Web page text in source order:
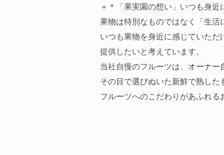
＋＊「果実園の想い」いつも身
果物は特別なものではなく「生活
いつも果物を身近に感じていた
提供したいと考えています。
当社自慢のフルーツは、オーナ
その目で選びぬいた新鮮で熟し
フルーツへのこだわりがあふれ